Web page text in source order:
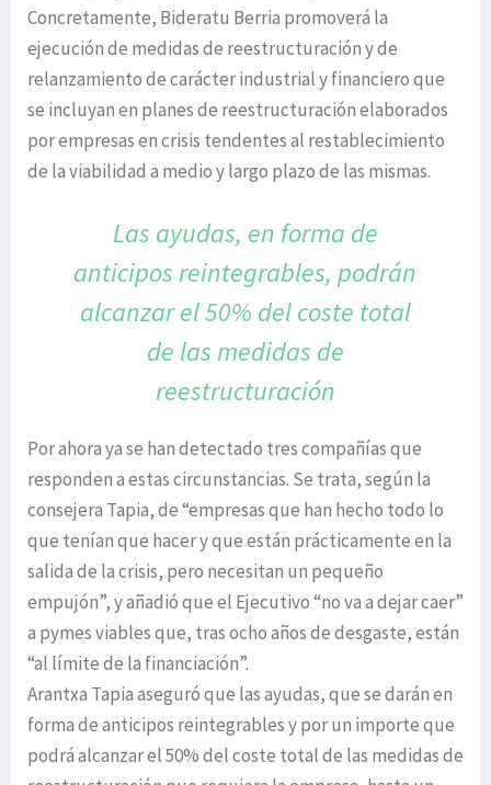
Concretamente, Bideratu Berria promoverá la
ejecución de medidas de reestructuración y de
relanzamiento de carácter industrial y financiero que
se incluyan en planes de reestructuración elaborados
por empresas en crisis tendentes al restablecimiento
de la viabilidad a medio y largo plazo de las mismas.
Las ayudas, en forma de
anticipos reintegrables, podrán
alcanzar el 50% del coste total
de las medidas de
reestructuración
Por ahora ya se han detectado tres compañías que
responden a estas circunstancias. Se trata, según la
consejera Tapia, de “empresas que han hecho todo lo
que tenían que hacer y que están prácticamente en la
salida de la crisis, pero necesitan un pequeño
empujón”, y añadió que el Ejecutivo “no va a dejar caer”
a pymes viables que, tras ocho años de desgaste, están
“al límite de la financiación”.
Arantxa Tapia aseguró que las ayudas, que se darán en
forma de anticipos reintegrables y por un importe que
podrá alcanzar el 50% del coste total de las medidas de